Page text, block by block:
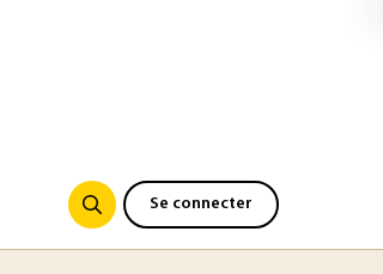
Se connecter